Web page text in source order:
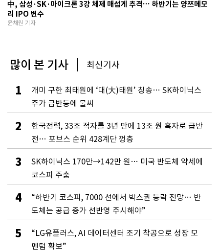
기술보다 무서운 ‘과점 균열’ 공포
中, 삼성·SK·마이크론 3강 체제 매섭게 추격… 하반기는 양쯔메모
리 IPO 변수
윤채원 기자
많이 본 기사 최신기사
1
개미 구한 최태원에 ‘대(大)태원’ 칭송… SK하이닉스
주가 급반등에 불씨
2
한국전력, 33조 적자를 3년 만에 13조 원 흑자로 급반
전… 포브스 순위 428계단 껑충
3
SK하이닉스 170만→142만 원… 미국 반도체 약세에
코스피 주춤
4
“하반기 코스피, 7000 선에서 박스권 등락 전망… 반
도체는 공급 증가 선반영 주시해야”
5
“LG유플러스, AI 데이터센터 조기 착공으로 성장 모
멘텀 확보”